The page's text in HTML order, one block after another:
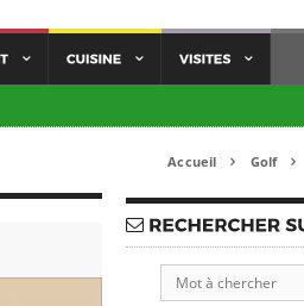
Accueil  Golf 